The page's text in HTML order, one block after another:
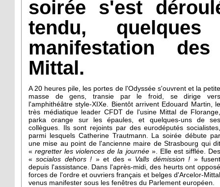
soirée s'est
tendu,
manifestation
Mittal.
A 20 heures pile, les portes de l'Odyssée s'ouvrent et la petite
masse de gens, transie par le froid, se dirige vers
l'amphithéâtre style-XIXe. Bientôt arrivent Edouard Martin, le
très médiatique leader CFDT de l'usine Mittal de Florange,
parka orange sur les épaules, et quelques-uns de ses
collègues. Ils sont rejoints par des eurodéputés socialistes,
parmi lesquels Catherine Trautmann. La soirée débute par
une mise au point de l'ancienne maire de Strasbourg qui dit
«regretter les violences de la journée ». Elle est sifflée.
«socialos dehors ! » et des « Valls démission ! »
depuis l'assistance. Dans l'après-midi, des heurts ont opposé
forces de l'ordre et ouvriers français et belges d'Arcelor-Mittal
venus manifester sous les fenêtres du Parlement européen.